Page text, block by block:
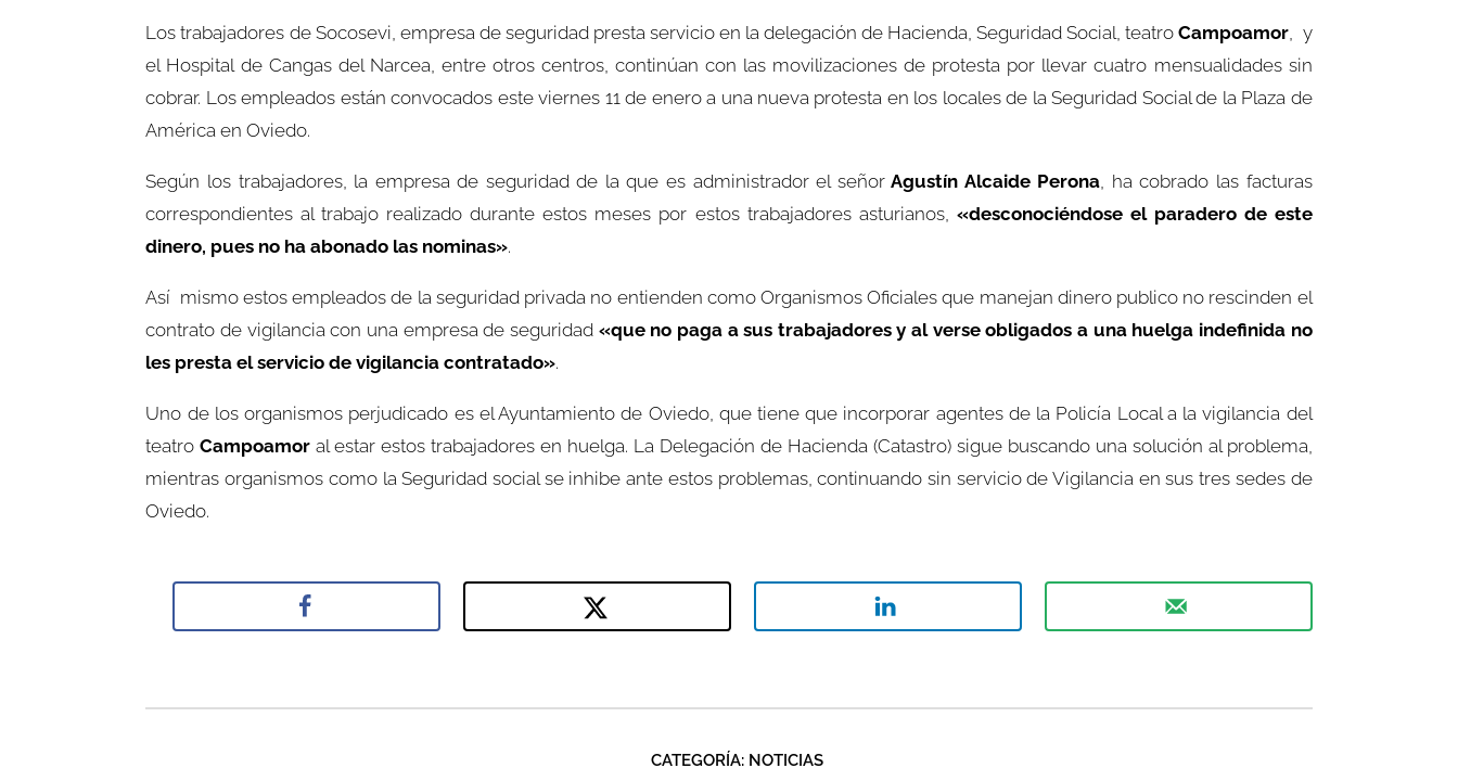
Los trabajadores de Socosevi, empresa de seguridad presta servicio en la delegación de Hacienda, Seguridad Social, teatro Campoamor , y
el Hospital de Cangas del Narcea, entre otros centros, continúan con las movilizaciones de protesta por llevar cuatro mensualidades sin
cobrar. Los empleados están convocados este viernes 11 de enero a una nueva protesta en los locales de la Seguridad Social de la Plaza de
América en Oviedo.
Según los trabajadores, la empresa de seguridad de la que es administrador el señorAgustín Alcaide Perona , ha cobrado las facturas
correspondientes al trabajo realizado durante estos meses por estos trabajadores asturianos, «desconociéndose el paradero de este
dinero, pues no ha abonado las nominas».
Así mismo estos empleados de la seguridad privada no entienden como Organismos Oficiales que manejan dinero publico no rescinden el
contrato de vigilancia con una empresa de seguridad «que no paga a sus trabajadores y al verse obligados a una huelga indefinida no
les presta el servicio de vigilancia contratado».
Uno de los organismos perjudicado es el Ayuntamiento de Oviedo, que tiene que incorporar agentes de la Policía Local a la vigilancia del
teatro Campoamor al estar estos trabajadores en huelga. La Delegación de Hacienda (Catastro) sigue buscando una solución al problema,
mientras organismos como la Seguridad social se inhibe ante estos problemas, continuando sin servicio de Vigilancia en sus tres sedes de
Oviedo.
CATEGORÍA: NOTICIAS